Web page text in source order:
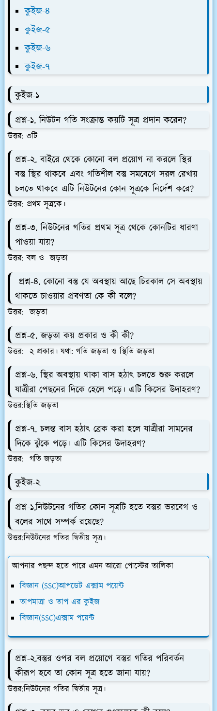
কুইজ-৪
কুইজ-৫
কুইজ-৬
কুইজ-৭
কুইজ-১
প্রশ্ন-১. নিউটন গতি সংক্রান্ত কয়টি সূত্র প্রদান করেন?
উত্তর: ৩টি
প্রশ্ন-২. বাইরে থেকে কোনো বল প্রয়োগ না করলে স্থির
বস্তু স্থির থাকবে এবং গতিশীল বস্তু সমবেগে সরল রেখায়
চলতে থাকবে এটি নিউটনের কোন সূত্রকে নির্দেশ করে?
উত্তর: প্রথম সূত্রকে।
প্রশ্ন-৩. নিউটনের গতির প্রথম সূত্র থেকে কোনটির ধারণা
পাওয়া যায়?
উত্তর: বল ও জড়তা
প্রশ্ন-৪. কোনো বস্তু যে অবস্থায় আছে চিরকাল সে অবস্থায়
থাকতে চাওয়ার প্রবণতা কে কী বলে?
উত্তর: জড়তা
প্রশ্ন-৫. জড়তা কয় প্রকার ও কী কী?
উত্তর: ২ প্রকার। যথা: গতি জড়তা ও স্থিতি জড়তা
প্রশ্ন-৬. স্থির অবস্থায় থাকা বাস হঠাৎ চলতে শুরু করলে
যাত্রীরা পেছনের দিকে হেলে পড়ে। এটি কিসের উদাহরণ?
উত্তর:স্থিতি জড়তা
প্রশ্ন-৭. চলন্ত বাস হঠাৎ ব্রেক করা হলে যাত্রীরা সামনের
দিকে ঝুঁকে পড়ে। এটি কিসের উদাহরণ?
উত্তর: গতি জড়তা
কুইজ-২
প্রশ্ন-১.নিউটনের গতির কোন সূত্রটি হতে বস্তুর ভরবেগ ও
বলের সাথে সম্পর্ক রয়েছে?
উত্তর:নিউটনের গতির দ্বিতীয় সূত্র।
আপনার পছন্দ হতে পারে এমন আরো পোস্টের তালিকা
বিজ্ঞান (SSC)আপডেট এক্সাম পয়েন্ট
তাপমাত্রা ও তাপ এর কুইজ
বিজ্ঞান(SSC)এক্সাম পয়েন্ট
প্রশ্ন-২.বস্তুর ওপর বল প্রয়োগে বস্তুর গতির পরিবর্তন
কীরূপ হবে তা কোন সূত্র হতে জানা যায়?
উত্তর:নিউটনের গতির দ্বিতীয় সূত্র।